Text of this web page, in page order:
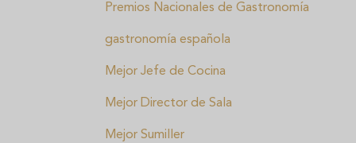
Premios Nacionales de Gastronomía
gastronomía española
Mejor Jefe de Cocina
Mejor Director de Sala
Mejor Sumiller